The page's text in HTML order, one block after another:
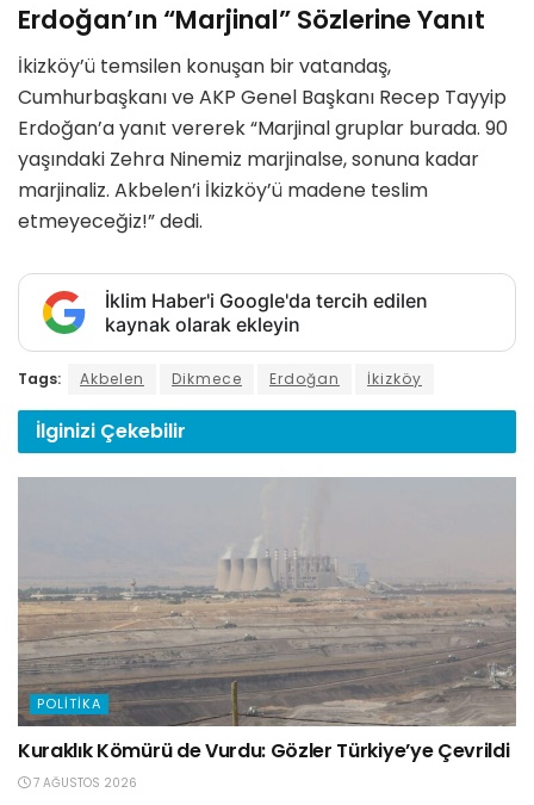
Erdoğan’ın “Marjinal” Sözlerine Yanıt
İkizköy’ü temsilen konuşan bir vatandaş,
Cumhurbaşkanı ve AKP Genel Başkanı Recep Tayyip
Erdoğan’a yanıt vererek “Marjinal gruplar burada. 90
yaşındaki Zehra Ninemiz marjinalse, sonuna kadar
marjinaliz. Akbelen’i İkizköy’ü madene teslim
etmeyeceğiz!” dedi.
İklim Haber'i Google'da tercih edilen
kaynak olarak ekleyin
Tags: Akbelen Dikmece Erdoğan İkizköy
İlginizi Çekebilir
POLITIKA
Kuraklık Kömürü de Vurdu: Gözler Türkiye’ye Çevrildi
7 AĞUSTOS 2026